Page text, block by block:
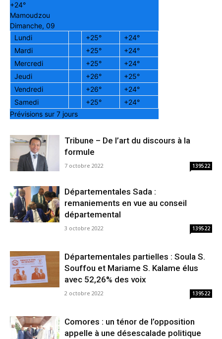
+24°
Mamoudzou
Dimanche, 09
Lundi
+25° +24°
Mardi
+25° +24°
Mercredi
+25° +24°
Jeudi
+26° +25°
Vendredi
+26° +24°
Samedi
+25° +24°
Prévisions sur 7 jours
Tribune – De l’art du discours à la
formule
7 octobre 2022 139522
Départementales Sada :
remaniements en vue au conseil
départemental
3 octobre 2022 139522
Départementales partielles : Soula S.
Souffou et Mariame S. Kalame élus
avec 52,26% des voix
2 octobre 2022 139522
Comores : un ténor de l’opposition
appelle à une désescalade politique